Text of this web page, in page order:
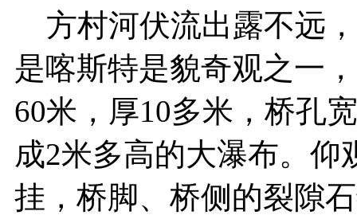
方村河伏流出露不远
是喀斯特是貌奇观之一
60米，厚10多米，桥孔
成2米多高的大瀑布。
挂，桥脚、桥侧的裂隙